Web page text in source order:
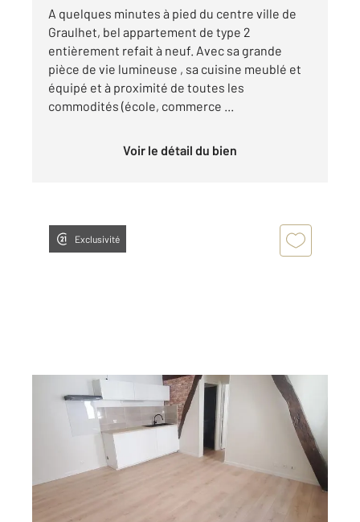
A quelques minutes à pied du centre ville de
Graulhet, bel appartement de type 2
entièrement refait à neuf. Avec sa grande
pièce de vie lumineuse , sa cuisine meublé et
équipé et à proximité de toutes les
commodités (école, commerce ...
Voir le détail du bien
Exclusivité
GRAULHET 81
, 2 pièces
Ref : 14046
Appartement à louer
425 €